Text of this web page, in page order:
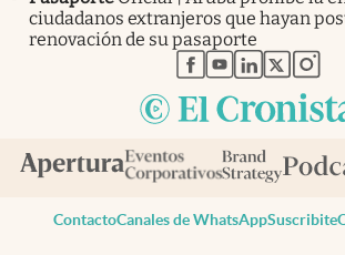
ciudadanos extranjeros que hayan
renovación de su pasaporte
abre en nueva
abre en nueva
abre en
abre
ContactoCanales de WhatsAppSuscribite